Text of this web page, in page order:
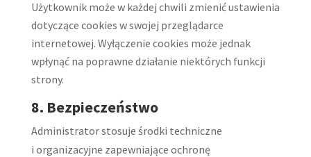
Użytkownik może w każdej chwili zmienić ustawienia
dotyczące cookies w swojej przeglądarce
internetowej. Wyłączenie cookies może jednak
wpłynąć na poprawne działanie niektórych funkcji
strony.
8. Bezpieczeństwo
Administrator stosuje środki techniczne
i organizacyjne zapewniające ochronę